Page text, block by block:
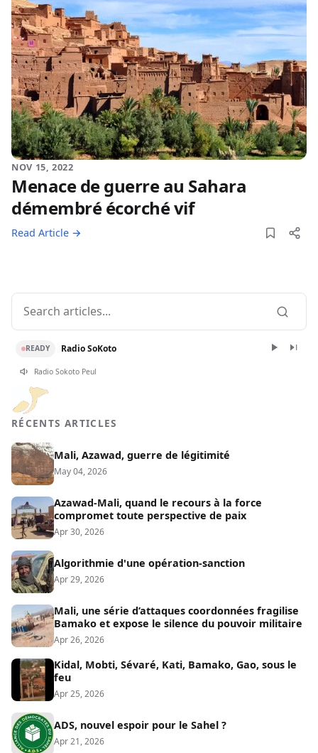
NOV 15, 2022
Menace de guerre au Sahara
démembré écorché vif
Read Article →
READY Radio SoKoto
Radio Sokoto Peul
RÉCENTS ARTICLES
Mali, Azawad, guerre de légitimité
May 04, 2026
Azawad-Mali, quand le recours à la force
compromet toute perspective de paix
Apr 30, 2026
Algorithmie d'une opération-sanction
Apr 29, 2026
Mali, une série d’attaques coordonnées fragilise
Bamako et expose le silence du pouvoir militaire
Apr 26, 2026
Kidal, Mobti, Sévaré, Kati, Bamako, Gao, sous le
feu
Apr 25, 2026
ADS, nouvel espoir pour le Sahel ?
Apr 21, 2026